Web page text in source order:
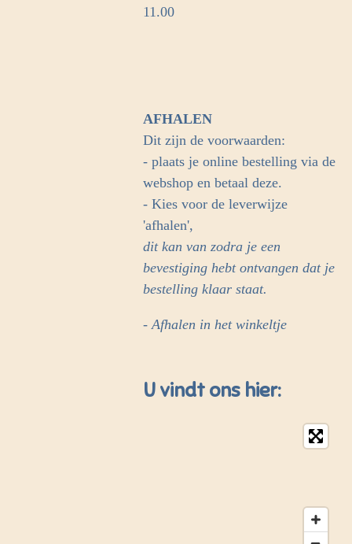
11.00
AFHALEN
Dit zijn de voorwaarden:
- plaats je online bestelling via de
webshop en betaal deze.
- Kies voor de leverwijze
'afhalen',
dit kan van zodra je een
bevestiging hebt ontvangen dat je
bestelling klaar staat.
- Afhalen in het winkeltje
U vindt ons hier: